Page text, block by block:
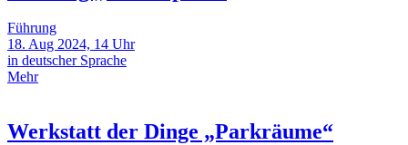
Führung
18. Aug 2024, 14 Uhr
in deutscher Sprache
Mehr
Werkstatt der Dinge „Parkräume“